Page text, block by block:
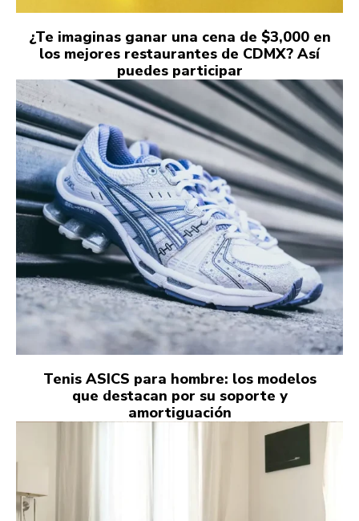
¿Te imaginas ganar una cena de $3,000 en
los mejores restaurantes de CDMX? Así
puedes participar
Tenis ASICS para hombre: los modelos
que destacan por su soporte y
amortiguación